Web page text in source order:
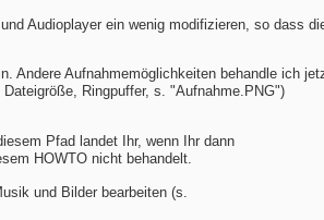
Audioplayer ein wenig modifizieren, so dass
Andere Aufnahmemöglichkeiten behandle ich
Ringpuffer, s. "Aufnahme.PNG")
Pfad landet Ihr, wenn Ihr dann
HOWTO nicht behandelt.
und Bilder bearbeiten (s.